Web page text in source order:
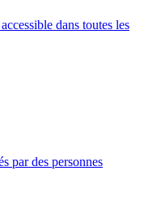
dans toutes les
par des personnes